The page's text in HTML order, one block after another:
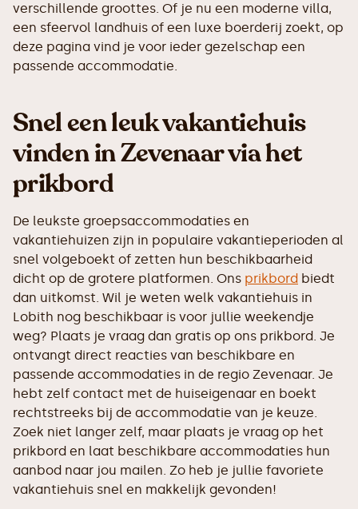
verschillende groottes. Of je nu een moderne villa,
een sfeervol landhuis of een luxe boerderij zoekt, op
deze pagina vind je voor ieder gezelschap een
passende accommodatie.
Snel een leuk vakantiehuis
vinden in Zevenaar via het
prikbord
De leukste groepsaccommodaties en
vakantiehuizen zijn in populaire vakantieperioden al
snel volgeboekt of zetten hun beschikbaarheid
dicht op de grotere platformen. Ons prikbord biedt
dan uitkomst. Wil je weten welk vakantiehuis in
Lobith nog beschikbaar is voor jullie weekendje
weg? Plaats je vraag dan gratis op ons prikbord. Je
ontvangt direct reacties van beschikbare en
passende accommodaties in de regio Zevenaar. Je
hebt zelf contact met de huiseigenaar en boekt
rechtstreeks bij de accommodatie van je keuze.
Zoek niet langer zelf, maar plaats je vraag op het
prikbord en laat beschikbare accommodaties hun
aanbod naar jou mailen. Zo heb je jullie favoriete
vakantiehuis snel en makkelijk gevonden!